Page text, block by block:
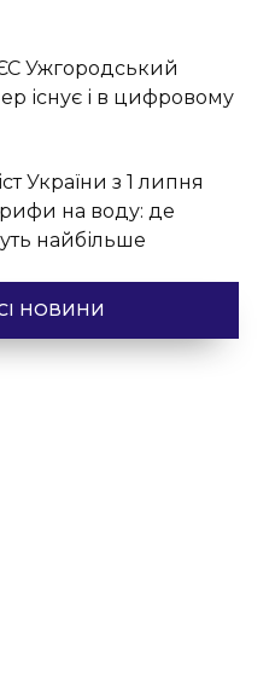
Ужгородський
існує і в цифровому
України з 1 липня
на воду: де
найбільше
НОВИНИ